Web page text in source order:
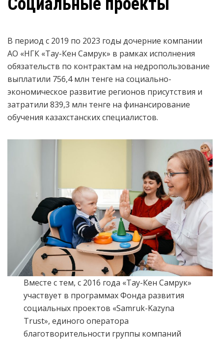
В период с 2019 по 2023 годы дочерние компании
АО «НГК «Тау-Кен Самрук» в рамках исполнения
обязательств по контрактам на недропользование
выплатили 756,4 млн тенге на социально-
экономическое развитие регионов присутствия и
затратили 839,3 млн тенге на финансирование
обучения казахстанских специалистов.
Вместе с тем, с 2016 года «Тау-Кен Самрук»
участвует в программах Фонда развития
социальных проектов «Samruk-Kazyna
Trust», единого оператора
благотворительности группы компаний